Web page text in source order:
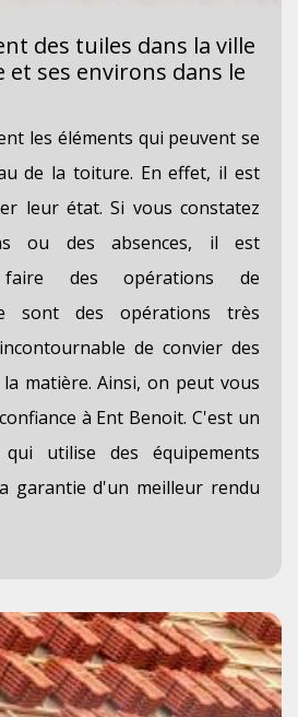
des tuiles dans la ville
et ses environs dans le
les éléments qui peuvent se
de la toiture. En effet, il est
leur état. Si vous constatez
ou des absences, il est
faire des opérations de
sont des opérations très
de convier des
matière. Ainsi, on peut vous
à Ent Benoit. C'est un
utilise des équipements
garantie d'un meilleur rendu